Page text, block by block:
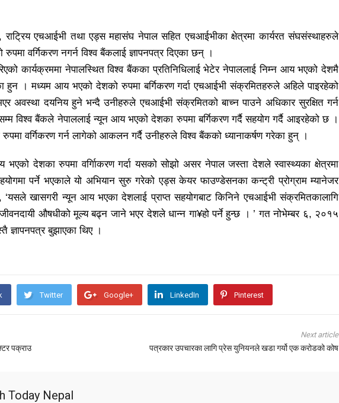
एचआईभी तथा एड्स महासंघ नेपाल सहित एचआईभीका क्षेत्रमा कार्यरत संघसंस्थाहरुले
वर्गिकरण नगर्न विश्व बैंकलाई ज्ञापनपत्र दिएका छन् ।
कार्यक्रममा नेपालस्थित विश्व बैंकका प्रतिनिधिलाई भेटेर नेपाललाई निम्न आय भएको देशमै
हुन । मध्यम आय भएको देशको रुपमा बर्गिकरण गर्दा एचआईभी संक्रमितहरुले अहिले पाइरहेको
अवस्था दयनिय हुने भन्दै उनीहरुले एचआईभी संक्रमितको बाच्न पाउने अधिकार सुरक्षित गर्न
विश्व बैंकले नेपाललाई न्यून आय भएको देशका रुपमा बर्गिकरण गर्दै सहयोग गर्दै आइरहेको छ ।
वर्गिकरण गर्न लागेको आकलन गर्दै उनीहरुले विश्व बैंकको ध्यानाकर्षण गरेका हुन् ।
देशका रुपमा वर्गिाकरण गर्दा यसको सोझो असर नेपाल जस्ता देशले स्वास्थ्यका क्षेत्रमा
सहयोगमा पर्ने भएकाले यो अभियान सुरु गरेको एड्स केयर फाउण्डेसनका कन्ट्री प्रोग्राम म्यानेजर
खासगरी न्यून आय भएका देशलाई प्राप्त सहयोगबाट किनिने एचआईभी संक्रमितकालागि
औषधीको मूल्य बढ्न जाने भएर देशले धान्न गा¥हो पर्ने हुन्छ । ’ गत नोभेम्बर ६, २०१५
ज्ञापनपत्र बुझाएका थिए ।
Twitter Google+ LinkedIn Pinterest
पक्राउ
Next article
पत्रकार उपचारका लागि प्रेस युनियनले खडा गर्यो एक करोडको कोष
Today Nepal